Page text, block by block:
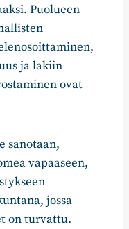
Puolueen
ja lakiin
ovat
sanotaan,
vapaaseen,
jossa
on turvattu.